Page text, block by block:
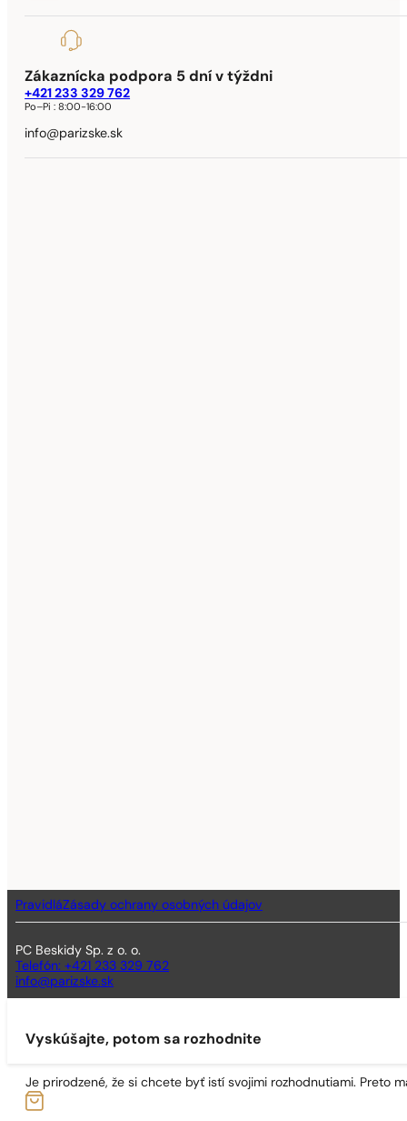
Zákaznícka podpora 5 dní v týždni
+421 233 329 762
Po–Pi :8:00-16:00
info@parizske.sk
PravidláZásady ochrany osobných údajov
PC Beskidy Sp. z o. o.
Telefón: +421 233 329 762
info@parizske.sk
Vyskúšajte, potom sa rozhodnite
Je prirodzené, že si chcete byť istí svojimi rozhodnutiami. Preto